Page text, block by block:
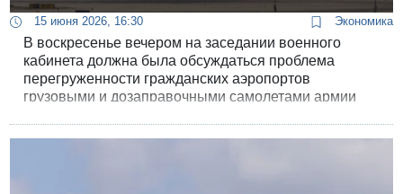
15 июня 2026, 16:30 Экономика
В воскресенье вечером на заседании военного
кабинета должна была обсуждаться проблема
перегруженности гражданских аэропортов
грузовыми и дозаправочными самолетами армии